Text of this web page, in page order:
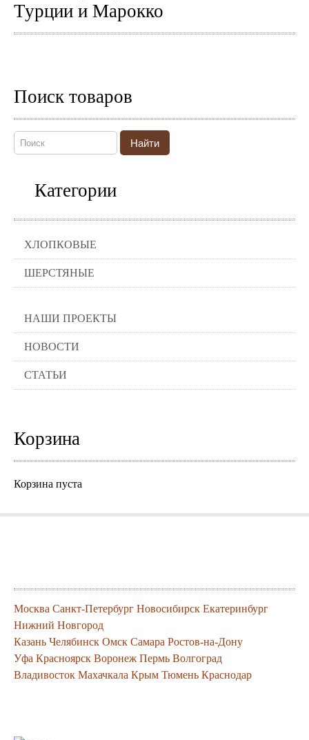
Турции и Марокко
Поиск товаров
Найти
Категории
ХЛОПКОВЫЕ
ШЕРСТЯНЫЕ
НАШИ ПРОЕКТЫ
НОВОСТИ
СТАТЬИ
Корзина
Корзина пуста
Москва Санкт-Петербург Новосибирск Екатеринбург
Нижний Новгород
Казань Челябинск Омск Самара Ростов-на-Дону
Уфа Красноярск Воронеж Пермь Волгоград
Владивосток Махачкала Крым Тюмень Краснодар